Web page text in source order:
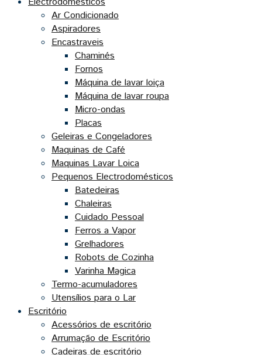
Ar Condicionado
Aspiradores
Encastraveis
Chaminés
Fornos
Máquina de lavar loiça
Máquina de lavar roupa
Micro-ondas
Placas
Geleiras e Congeladores
Maquinas de Café
Maquinas Lavar Loica
Pequenos Electrodomésticos
Batedeiras
Chaleiras
Cuidado Pessoal
Ferros a Vapor
Grelhadores
Robots de Cozinha
Varinha Magica
Termo-acumuladores
Utensílios para o Lar
Escritório
Acessórios de escritório
Arrumação de Escritório
Cadeiras de escritório